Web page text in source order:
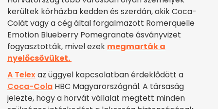
kerültek kórházba kedden és szerdán, akik Coca-
Colát vagy a cég által forgalmazott Romerquelle
Emotion Blueberry Pomegranate ásványvizet
fogyasztották, mivel ezek megmarták a
nyelőcsövüket.
A Telexaz üggyel kapcsolatban érdeklődött a
Coca-Cola HBC Magyarországnál. A társaság
jelezte, hogy a horvát vállalat megtett minden